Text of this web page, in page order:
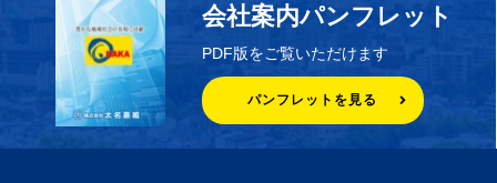
会社案内パンフレット
PDF版をご覧いただけます
パンフレットを見る